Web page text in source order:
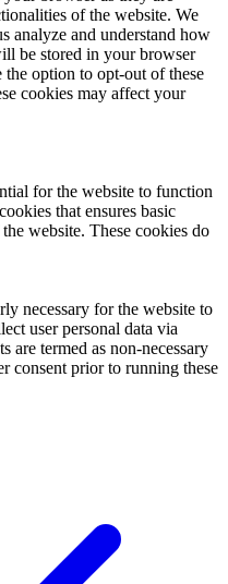
of the website. We
analyze and understand how
be stored in your browser
option to opt-out of these
cookies may affect your
for the website to function
that ensures basic
website. These cookies do
necessary for the website to
user personal data via
are termed as non-necessary
consent prior to running these